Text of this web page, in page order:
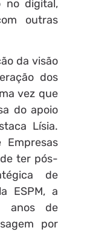
no digital,
outras
da visão
dos
vez que
do apoio
Lísia.
ter pós-
de
ESPM, a
anos de
por